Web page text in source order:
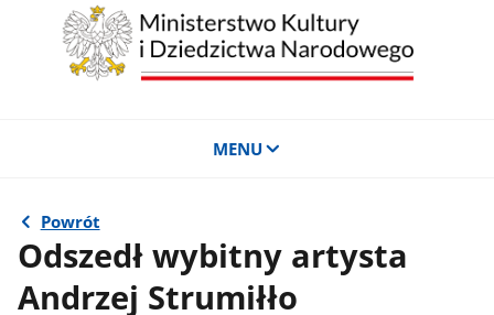
MENU
Powrót
Odszedł wybitny artysta
Andrzej Strumiłło